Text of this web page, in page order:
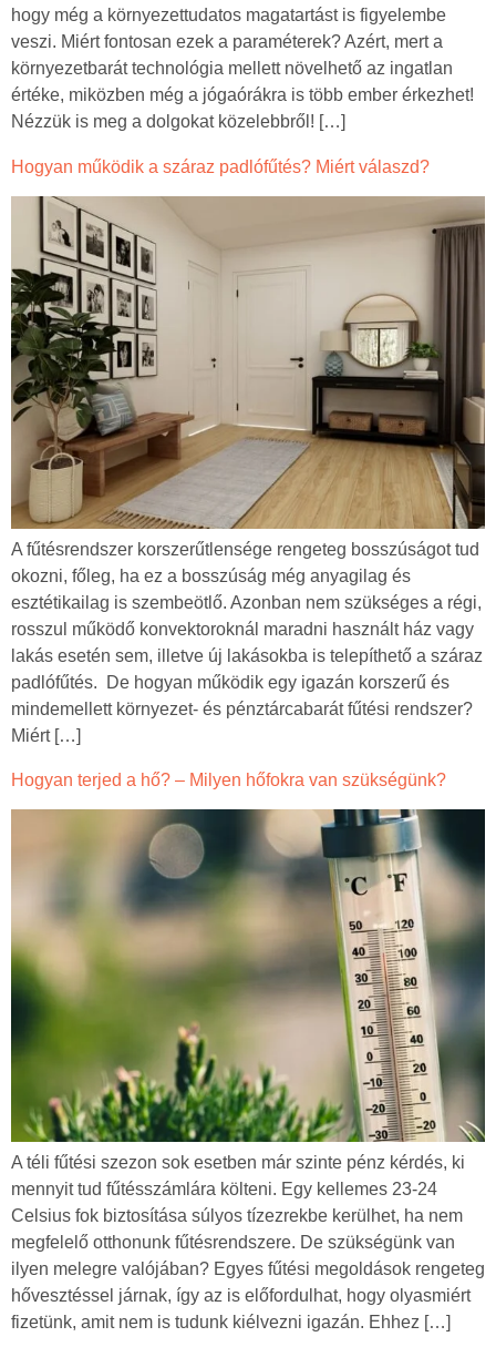
hogy még a környezettudatos magatartást is figyelembe
veszi. Miért fontosan ezek a paraméterek? Azért, mert a
környezetbarát technológia mellett növelhető az ingatlan
értéke, miközben még a jógaórákra is több ember érkezhet!
Nézzük is meg a dolgokat közelebbről! […]
Hogyan működik a száraz padlófűtés? Miért válaszd?
A fűtésrendszer korszerűtlensége rengeteg bosszúságot tud
okozni, főleg, ha ez a bosszúság még anyagilag és
esztétikailag is szembeötlő. Azonban nem szükséges a régi,
rosszul működő konvektoroknál maradni használt ház vagy
lakás esetén sem, illetve új lakásokba is telepíthető a száraz
padlófűtés. De hogyan működik egy igazán korszerű és
mindemellett környezet- és pénztárcabarát fűtési rendszer?
Miért […]
Hogyan terjed a hő? – Milyen hőfokra van szükségünk?
A téli fűtési szezon sok esetben már szinte pénz kérdés, ki
mennyit tud fűtésszámlára költeni. Egy kellemes 23-24
Celsius fok biztosítása súlyos tízezrekbe kerülhet, ha nem
megfelelő otthonunk fűtésrendszere. De szükségünk van
ilyen melegre valójában? Egyes fűtési megoldások rengeteg
hővesztéssel járnak, így az is előfordulhat, hogy olyasmiért
fizetünk, amit nem is tudunk kiélvezni igazán. Ehhez […]